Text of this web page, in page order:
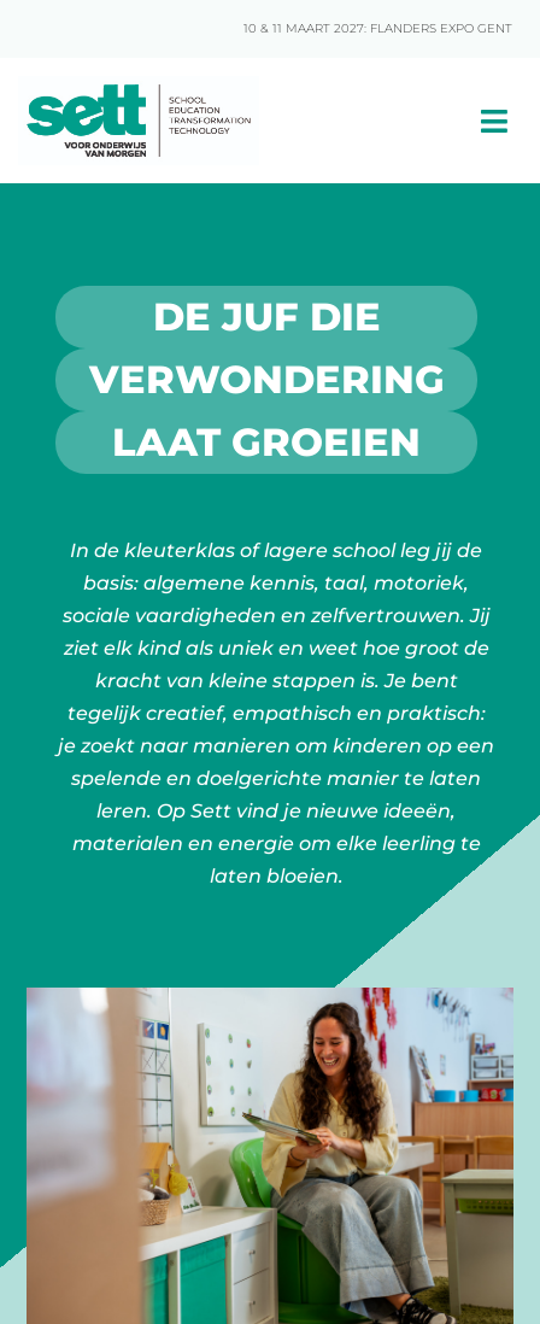
10 & 11 MAART 2027: FLANDERS EXPO GENT
DE JUF DIE
VERWONDERING
LAAT GROEIEN
In de kleuterklas of lagere school leg jij de
basis: algemene kennis, taal, motoriek,
sociale vaardigheden en zelfvertrouwen. Jij
ziet elk kind als uniek en weet hoe groot de
kracht van kleine stappen is. Je bent
tegelijk creatief, empathisch en praktisch:
je zoekt naar manieren om kinderen op een
spelende en doelgerichte manier te laten
leren. Op Sett vind je nieuwe ideeën,
materialen en energie om elke leerling te
laten bloeien.